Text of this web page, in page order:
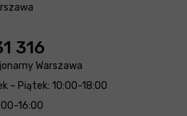
316
Warszawa
– Piątek: 10:00-18:00
16:00